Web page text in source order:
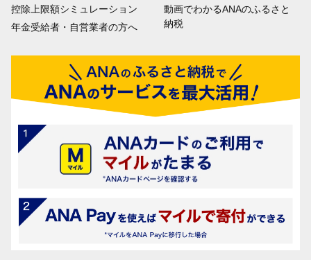
控除上限額シミュレーション
年金受給者・自営業者の方へ
動画でわかるANAのふるさと
納税